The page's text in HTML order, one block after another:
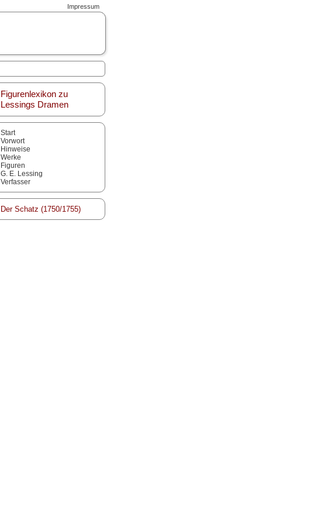
Impressum
Figurenlexikon zu
Lessings Dramen
Start
Vorwort
Hinweise
Werke
Figuren
G. E. Lessing
Verfasser
Der Schatz (1750/1755)